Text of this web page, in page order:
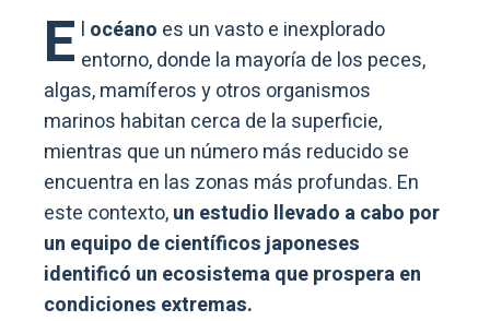
E l océano es un vasto e inexplorado
entorno, donde la mayoría de los peces,
algas, mamíferos y otros organismos
marinos habitan cerca de la superficie,
mientras que un número más reducido se
encuentra en las zonas más profundas. En
este contexto,un estudio llevado a cabo por
un equipo de científicos japoneses
identificó un ecosistema que prospera en
condiciones extremas.